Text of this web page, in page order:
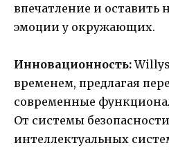
впечатление и оставить
эмоции у окружающих.
Инновационность:
временем, предлагая
современные
От системы
интеллектуальных